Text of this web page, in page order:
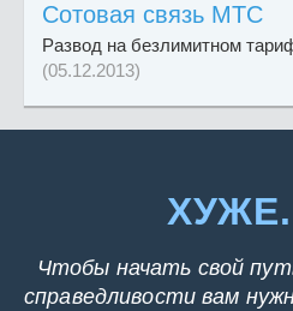
Сотовая связь МТС
Развод на безлимитном
(05.12.2013)
Чтобы начать свой
справедливости вам